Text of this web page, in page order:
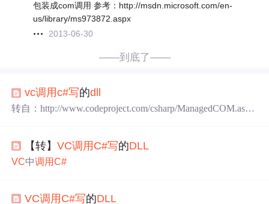
包装成com调用 参考：http://msdn.microsoft.com/en-
us/library/ms973872.aspx
2013-06-30
——到底了——
vc调用c#写的dll
转自：http://www.codeproject.com/csharp/ManagedCOM.asp
【转】VC调用 C#写的DLL
VC中调用C#
VC调用 C#写的DLL